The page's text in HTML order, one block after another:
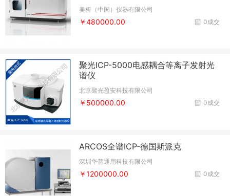
美析（中国）仪器有限公司
0成交
￥480000.00
聚光ICP-5000电感耦合等离子发射光
谱仪
北京聚光盈安科技有限公司
0成交
￥500000.00
ARCOS全谱ICP-德国斯派克
深圳华普通用科技有限公司
0成交
￥1200000.00